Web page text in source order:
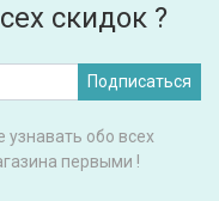
скидок ?
Подписаться
обо всех
первыми !